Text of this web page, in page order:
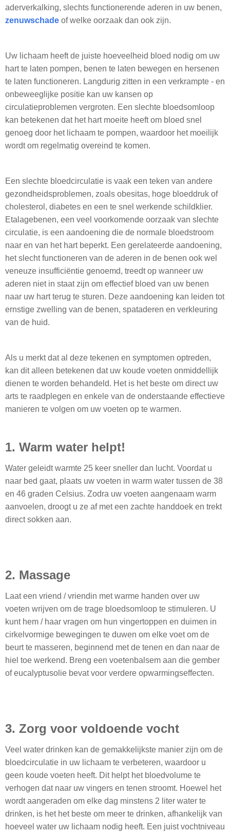
aderverkalking, slechts functionerende aderen in uw benen,
zenuwschade of welke oorzaak dan ook zijn.
Uw lichaam heeft de juiste hoeveelheid bloed nodig om uw
hart te laten pompen, benen te laten bewegen en hersenen
te laten functioneren. Langdurig zitten in een verkrampte - en
onbeweeglijke positie kan uw kansen op
circulatieproblemen vergroten. Een slechte bloedsomloop
kan betekenen dat het hart moeite heeft om bloed snel
genoeg door het lichaam te pompen, waardoor het moeilijk
wordt om regelmatig overeind te komen.
Een slechte bloedcirculatie is vaak een teken van andere
gezondheidsproblemen, zoals obesitas, hoge bloeddruk of
cholesterol, diabetes en een te snel werkende schildklier.
Etalagebenen, een veel voorkomende oorzaak van slechte
circulatie, is een aandoening die de normale bloedstroom
naar en van het hart beperkt. Een gerelateerde aandoening,
het slecht functioneren van de aderen in de benen ook wel
veneuze insufficiëntie genoemd, treedt op wanneer uw
aderen niet in staat zijn om effectief bloed van uw benen
naar uw hart terug te sturen. Deze aandoening kan leiden tot
ernstige zwelling van de benen, spataderen en verkleuring
van de huid.
Als u merkt dat al deze tekenen en symptomen optreden,
kan dit alleen betekenen dat uw koude voeten onmiddellijk
dienen te worden behandeld. Het is het beste om direct uw
arts te raadplegen en enkele van de onderstaande effectieve
manieren te volgen om uw voeten op te warmen.
1. Warm water helpt!
Water geleidt warmte 25 keer sneller dan lucht. Voordat u
naar bed gaat, plaats uw voeten in warm water tussen de 38
en 46 graden Celsius. Zodra uw voeten aangenaam warm
aanvoelen, droogt u ze af met een zachte handdoek en trekt
direct sokken aan.
2. Massage
Laat een vriend / vriendin met warme handen over uw
voeten wrijven om de trage bloedsomloop te stimuleren. U
kunt hem / haar vragen om hun vingertoppen en duimen in
cirkelvormige bewegingen te duwen om elke voet om de
beurt te masseren, beginnend met de tenen en dan naar de
hiel toe werkend. Breng een voetenbalsem aan die gember
of eucalyptusolie bevat voor verdere opwarmingseffecten.
3. Zorg voor voldoende vocht
Veel water drinken kan de gemakkelijkste manier zijn om de
bloedcirculatie in uw lichaam te verbeteren, waardoor u
geen koude voeten heeft. Dit helpt het bloedvolume te
verhogen dat naar uw vingers en tenen stroomt. Hoewel het
wordt aangeraden om elke dag minstens 2 liter water te
drinken, is het het beste om meer te drinken, afhankelijk van
hoeveel water uw lichaam nodig heeft. Een juist vochtniveau